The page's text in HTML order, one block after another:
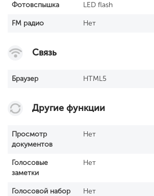
Фотовспышка LED flash
FM радио Нет
Связь
Браузер HTML5
Другие функции
Просмотр
документов
Нет
Голосовые
заметки
Нет
Голосовой набор Нет